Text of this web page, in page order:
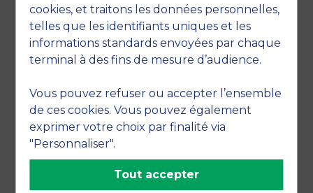
cookies, et traitons les données personnelles,
telles que les identifiants uniques et les
informations standards envoyées par chaque
terminal à des fins de mesure d’audience.
Vous pouvez refuser ou accepter l’ensemble
de ces cookies. Vous pouvez également
exprimer votre choix par finalité via
"Personnaliser".
Tout accepter